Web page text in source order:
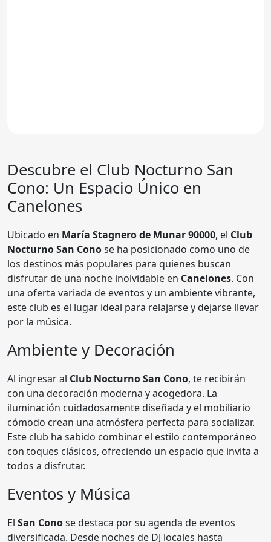
Descubre el Club Nocturno San
Cono: Un Espacio Único en
Canelones
Ubicado en María Stagnero de Munar 90000, el Club
Nocturno San Conose ha posicionado como uno de
los destinos más populares para quienes buscan
disfrutar de una noche inolvidable en Canelones. Con
una oferta variada de eventos y un ambiente vibrante,
este club es el lugar ideal para relajarse y dejarse llevar
por la música.
Ambiente y Decoración
Al ingresar al Club Nocturno San Cono, te recibirán
con una decoración moderna y acogedora. La
iluminación cuidadosamente diseñada y el mobiliario
cómodo crean una atmósfera perfecta para socializar.
Este club ha sabido combinar el estilo contemporáneo
con toques clásicos, ofreciendo un espacio que invita a
todos a disfrutar.
Eventos y Música
El San Conose destaca por su agenda de eventos
diversificada. Desde noches de DJ locales hasta